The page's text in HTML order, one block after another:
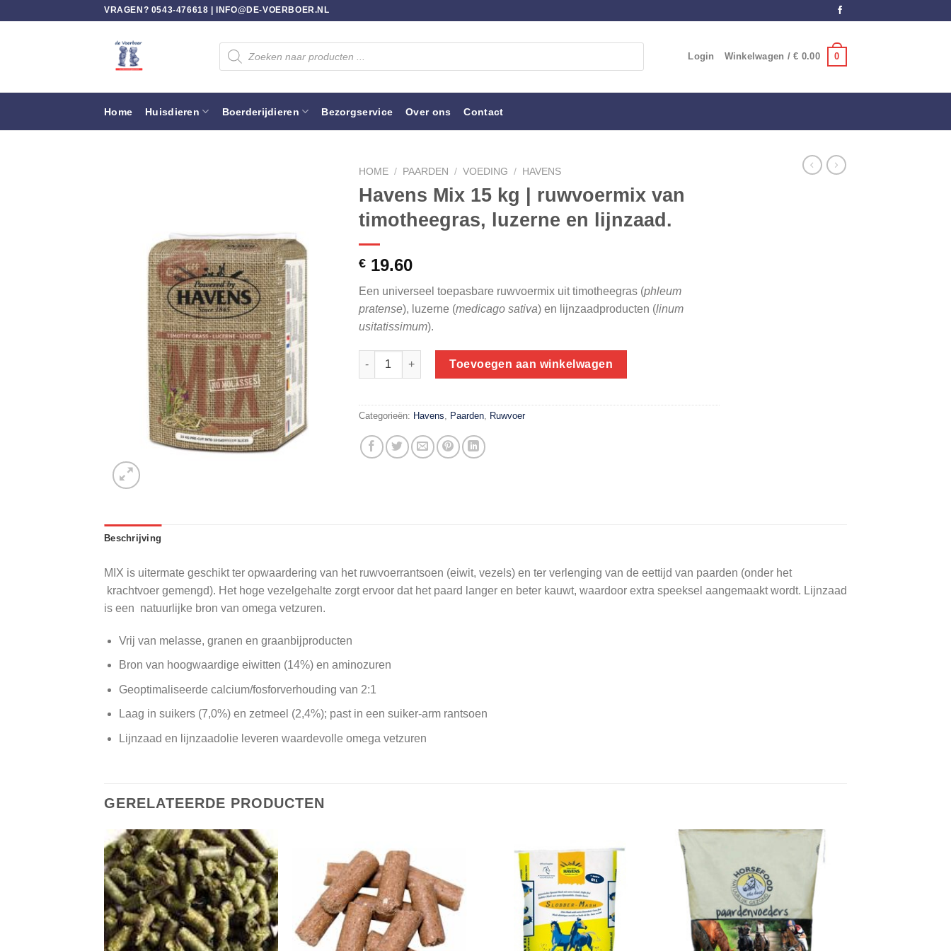
VRAGEN? 0543-476618 | INFO@DE-VOERBOER.NL
Producten
zoeken
Login Winkelwagen /€ 0.00 0
Home Huisdieren Boerderijdieren Bezorgservice Over ons Contact
HOME / PAARDEN / VOEDING / HAVENS
Havens Mix 15 kg | ruwvoermix van
timotheegras, luzerne en lijnzaad.
€ 19.60
Een universeel toepasbare ruwvoermix uit timotheegras (phleum
pratense), luzerne (medicago sativa) en lijnzaadproducten (linum
usitatissimum).
Havens Mix 15 kg | ruwvoermix van timotheegras, luzerne en lijnzaad. aantal
Toevoegen aan winkelwagen
Categorieën: Havens Paarden Ruwvoer
Beschrijving
MIX is uitermate geschikt ter opwaardering van het ruwvoerrantsoen (eiwit, vezels) en ter verlenging van de eettijd van paarden (onder het
krachtvoer gemengd). Het hoge vezelgehalte zorgt ervoor dat het paard langer en beter kauwt, waardoor extra speeksel aangemaakt wordt. Lijnzaad
is een natuurlijke bron van omega vetzuren.
Vrij van melasse, granen en graanbijproducten
Bron van hoogwaardige eiwitten (14%) en aminozuren
Geoptimaliseerde calcium/fosforverhouding van 2:1
Laag in suikers (7,0%) en zetmeel (2,4%); past in een suiker-arm rantsoen
Lijnzaad en lijnzaadolie leveren waardevolle omega vetzuren
GERELATEERDE PRODUCTEN